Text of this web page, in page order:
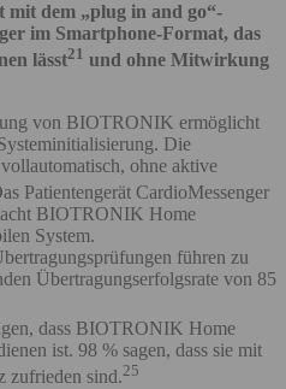
dem „plug in and go“-
im Smartphone-Format, das
lässt21 und ohne Mitwirkung
von BIOTRONIK ermöglicht
Die
ohne aktive
Patientengerät CardioMessenger
BIOTRONIK Home
System.
führen zu
Übertragungserfolgsrate von 85
dass BIOTRONIK Home
ist. 98 % sagen, dass sie mit
zufrieden sind.25